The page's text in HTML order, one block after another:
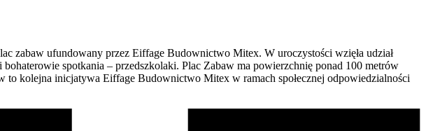
zabaw ufundowany przez Eiffage Budownictwo Mitex. W uroczystości wzięła udział
spotkania – przedszkolaki. Plac Zabaw ma powierzchnię ponad 100 metrów
kolejna inicjatywa Eiffage Budownictwo Mitex w ramach społecznej odpowiedzialności